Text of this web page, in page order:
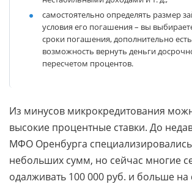
самостоятельно определять размер
условия его погашения – вы
сроки погашения, дополнительно есть
возможность вернуть деньги
пересчетом процентов.
Из минусов микрокредитования
высокие процентные ставки. До
МФО Оренбурга
небольших сумм, но сейчас многие
одалживать 100 000 руб. и больше на